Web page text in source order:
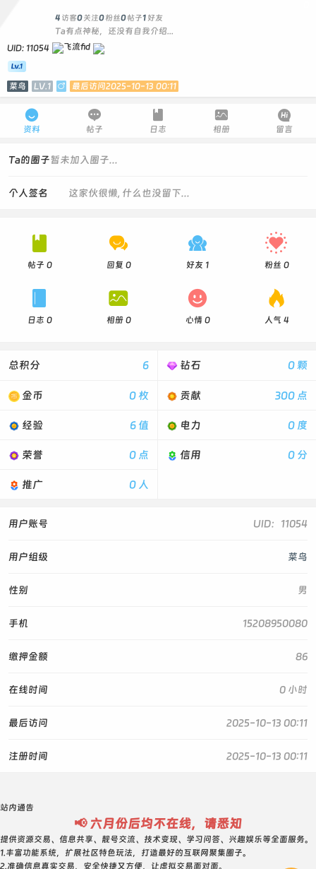
4 访客0 关注0粉丝0 帖子1 好友
Ta有点神秘，还没有自我介绍...
UID: 11054
菜鸟 LV.1  最后访问2025-10-13 00:11

资料

帖子

日志

相册

留言
Ta的圈子暂未加入圈子...
这家伙很懒, 什么也没留下...
个人签名

帖子 0

回复 0

好友 1

粉丝 0

日志 0

相册 0

心情 0

人气 4
6
总积分 0 颗
钻石
0 枚
金币 300 点
贡献
6 值
经验 0 度
电力
0 点
荣誉 0 分
信用
0 人
推广
UID：11054
用户账号
菜鸟
用户组级
男
性别
15208950080
手机
86
缴押金额
0 小时
在线时间
2025-10-13 00:11
最后访问
2025-10-13 00:11
注册时间
站内通告
📢 六月份后均不在线，请悉知
提供资源交易、信息共享、靓号交流、技术变现、学习问答、兴趣娱乐等全面服务。
1.丰富功能系统，扩展社区特色玩法，打造最好的互联网聚集圈子。
2.准确信息真实交易，安全快捷又方便，让虚拟交易面对面。